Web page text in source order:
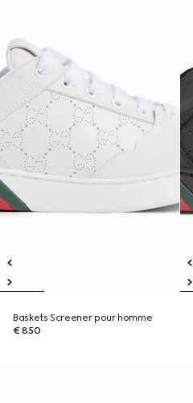
Baskets Screener pour homme
€ 850